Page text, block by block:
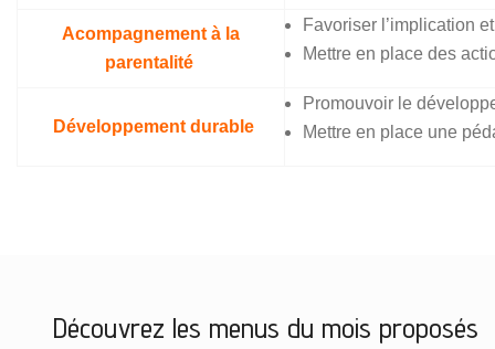
Acompagnement à la
parentalité
Favoriser l’implication
Mettre en place des
Développement durable
Promouvoir le
Mettre en place une
Découvrez les menus du mois proposés